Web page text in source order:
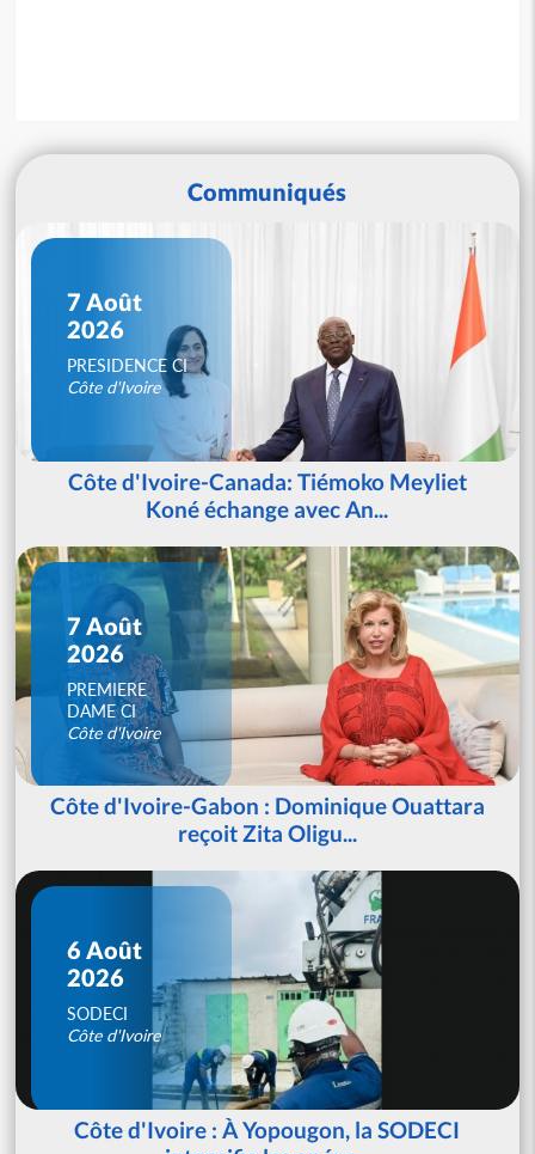
Communiqués
7 Août
2026
PRESIDENCE CI
Côte d'Ivoire
Côte d'Ivoire-Canada: Tiémoko Meyliet
Koné échange avec An...
7 Août
2026
PREMIERE
DAME CI
Côte d'Ivoire
Côte d'Ivoire-Gabon : Dominique Ouattara
reçoit Zita Oligu...
6 Août
2026
SODECI
Côte d'Ivoire
Côte d'Ivoire : À Yopougon, la SODECI